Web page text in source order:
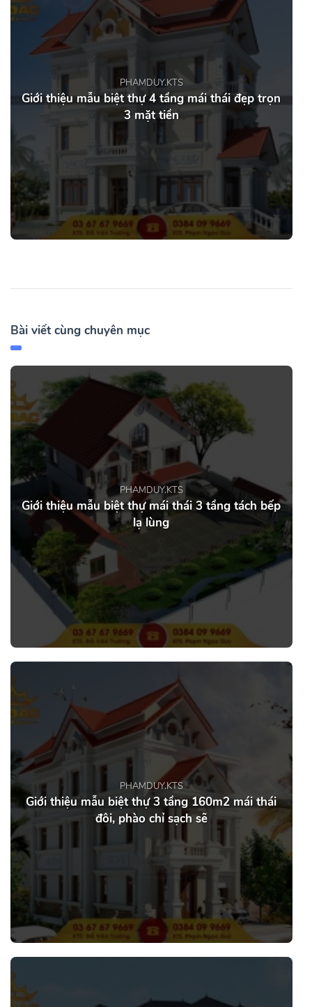
PHAMDUY.KTS
Giới thiệu mẫu biệt thự 4 tầng mái thái đẹp trọn
3 mặt tiền
Bài viết cùng chuyên mục
PHAMDUY.KTS
Giới thiệu mẫu biệt thự mái thái 3 tầng tách bếp
lạ lùng
PHAMDUY.KTS
Giới thiệu mẫu biệt thự 3 tầng 160m2 mái thái
đôi, phào chỉ sạch sẽ